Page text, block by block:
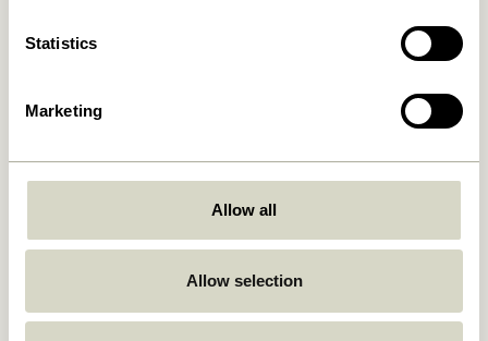
Statistics
Marketing
Allow all
Allow selection
2.049,00kr.
Sortit Organiser Flerfarvet
(sæt af 4)
859,00kr.
Tilføj til kurv